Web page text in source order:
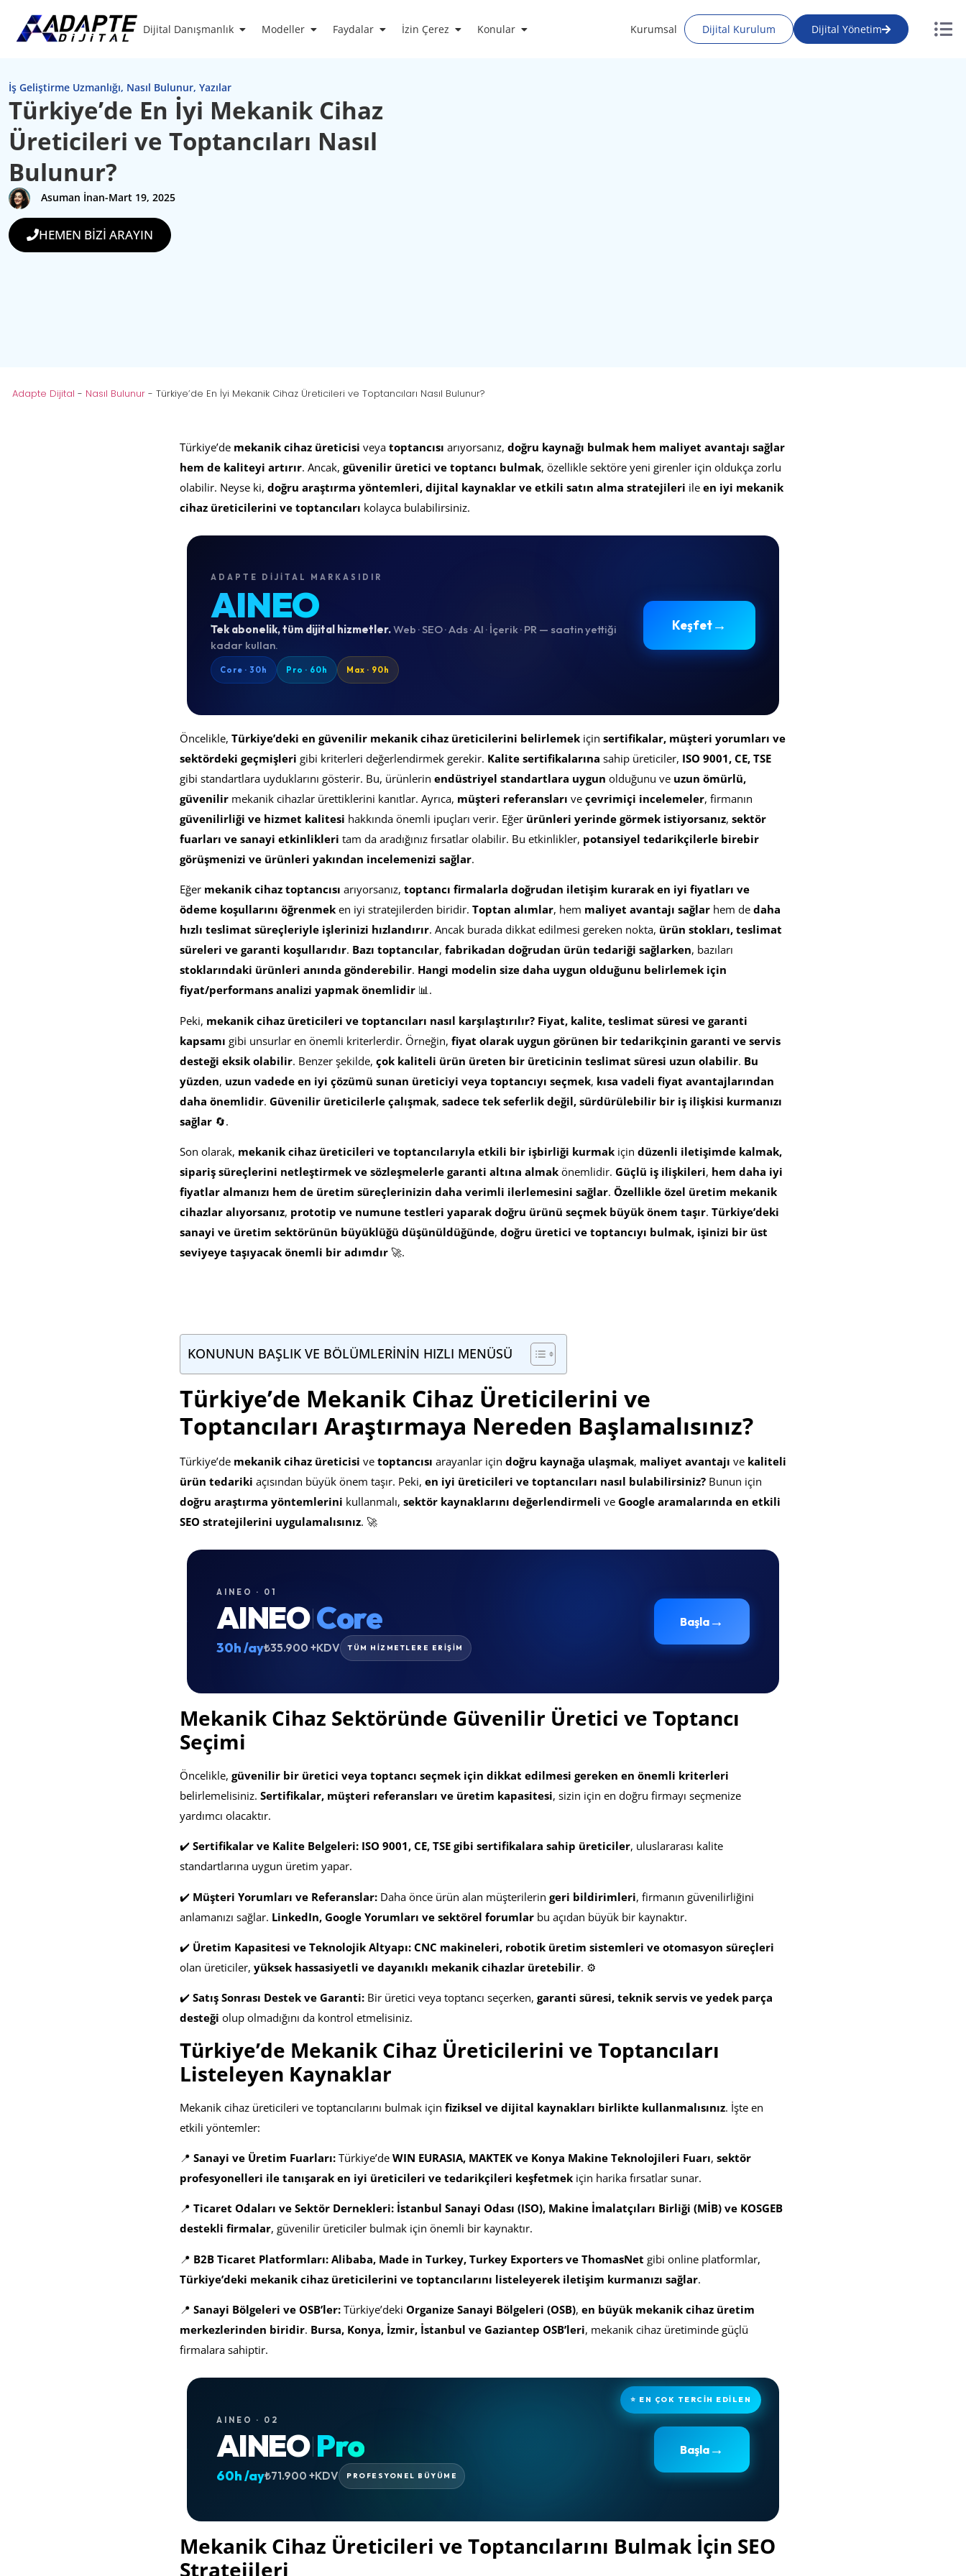
Dijital Danışmanlık Modeller Faydalar İzin Çerez Konular Kurumsal Dijital Kurulum Dijital Yönetim
İş Geliştirme Uzmanlığı, Nasıl Bulunur, Yazılar
Türkiye’de En İyi Mekanik Cihaz
Üreticileri ve Toptancıları Nasıl
Bulunur?
Asuman İnan-Mart 19, 2025
HEMEN BİZİ ARAYIN
Adapte Dijital - Nasıl Bulunur - Türkiye’de En İyi Mekanik Cihaz Üreticileri ve Toptancıları Nasıl Bulunur?
Türkiye’de mekanik cihaz üreticisi veya toptancısı arıyorsanız, doğru kaynağı bulmak hem maliyet avantajı sağlar
hem de kaliteyi artırır. Ancak, güvenilir üretici ve toptancı bulmak, özellikle sektöre yeni girenler için oldukça zorlu
olabilir. Neyse ki, doğru araştırma yöntemleri, dijital kaynaklar ve etkili satın alma stratejileri ile en iyi mekanik
cihaz üreticilerini ve toptancıları kolayca bulabilirsiniz.
ADAPTE DIJITAL MARKASIDIR
AINEO
Tek abonelik, tüm dijital hizmetler.Web · SEO · Ads · AI · İçerik · PR — saatin yettiği
kadar kullan.
Core · 30h Pro · 60h Max · 90h
Keşfet→
Öncelikle, Türkiye’deki en güvenilir mekanik cihaz üreticilerini belirlemek için sertifikalar, müşteri yorumları ve
sektördeki geçmişleri gibi kriterleri değerlendirmek gerekir. Kalite sertifikalarına sahip üreticiler, ISO 9001, CE, TSE
gibi standartlara uyduklarını gösterir. Bu, ürünlerin endüstriyel standartlara uygun olduğunu ve uzun ömürlü,
güvenilir mekanik cihazlar ürettiklerini kanıtlar. Ayrıca, müşteri referansları ve çevrimiçi incelemeler, firmanın
güvenilirliği ve hizmet kalitesi hakkında önemli ipuçları verir. Eğer ürünleri yerinde görmek istiyorsanız, sektör
fuarları ve sanayi etkinlikleri tam da aradığınız fırsatlar olabilir. Bu etkinlikler, potansiyel tedarikçilerle birebir
görüşmenizi ve ürünleri yakından incelemenizi sağlar.
Eğer mekanik cihaz toptancısı arıyorsanız, toptancı firmalarla doğrudan iletişim kurarak en iyi fiyatları ve
ödeme koşullarını öğrenmek en iyi stratejilerden biridir. Toptan alımlar, hem maliyet avantajı sağlar hem de daha
hızlı teslimat süreçleriyle işlerinizi hızlandırır. Ancak burada dikkat edilmesi gereken nokta, ürün stokları, teslimat
süreleri ve garanti koşullarıdır. Bazı toptancılar, fabrikadan doğrudan ürün tedariği sağlarken, bazıları
stoklarındaki ürünleri anında gönderebilir. Hangi modelin size daha uygun olduğunu belirlemek için
fiyat/performans analizi yapmak önemlidir 📊.
Peki, mekanik cihaz üreticileri ve toptancıları nasıl karşılaştırılır? Fiyat, kalite, teslimat süresi ve garanti
kapsamı gibi unsurlar en önemli kriterlerdir. Örneğin, fiyat olarak uygun görünen bir tedarikçinin garanti ve servis
desteği eksik olabilir. Benzer şekilde, çok kaliteli ürün üreten bir üreticinin teslimat süresi uzun olabilir. Bu
yüzden, uzun vadede en iyi çözümü sunan üreticiyi veya toptancıyı seçmek, kısa vadeli fiyat avantajlarından
daha önemlidir. Güvenilir üreticilerle çalışmak, sadece tek seferlik değil, sürdürülebilir bir iş ilişkisi kurmanızı
sağlar 🔄.
Son olarak, mekanik cihaz üreticileri ve toptancılarıyla etkili bir işbirliği kurmak için düzenli iletişimde kalmak,
sipariş süreçlerini netleştirmek ve sözleşmelerle garanti altına almak önemlidir. Güçlü iş ilişkileri, hem daha iyi
fiyatlar almanızı hem de üretim süreçlerinizin daha verimli ilerlemesini sağlar. Özellikle özel üretim mekanik
cihazlar alıyorsanız, prototip ve numune testleri yaparak doğru ürünü seçmek büyük önem taşır. Türkiye’deki
sanayi ve üretim sektörünün büyüklüğü düşünüldüğünde, doğru üretici ve toptancıyı bulmak, işinizi bir üst
seviyeye taşıyacak önemli bir adımdır 🚀.
KONUNUN BAŞLIK VE BÖLÜMLERİNİN HIZLI MENÜSÜ
Türkiye’de Mekanik Cihaz Üreticilerini ve
Toptancıları Araştırmaya Nereden Başlamalısınız?
Türkiye’de mekanik cihaz üreticisi ve toptancısı arayanlar için doğru kaynağa ulaşmak, maliyet avantajı ve kaliteli
ürün tedariki açısından büyük önem taşır. Peki, en iyi üreticileri ve toptancıları nasıl bulabilirsiniz? Bunun için
doğru araştırma yöntemlerini kullanmalı, sektör kaynaklarını değerlendirmeli ve Google aramalarında en etkili
SEO stratejilerini uygulamalısınız. 🚀
AINEO · 01
AINEOCore
30h /ay₺35.900 +KDV TÜM HİZMETLERE ERİŞİM
Başla→
Mekanik Cihaz Sektöründe Güvenilir Üretici ve Toptancı
Seçimi
Öncelikle, güvenilir bir üretici veya toptancı seçmek için dikkat edilmesi gereken en önemli kriterleri
belirlemelisiniz. Sertifikalar, müşteri referansları ve üretim kapasitesi, sizin için en doğru firmayı seçmenize
yardımcı olacaktır.
✔️ Sertifikalar ve Kalite Belgeleri: ISO 9001, CE, TSE gibi sertifikalara sahip üreticiler, uluslararası kalite
standartlarına uygun üretim yapar.
✔️ Müşteri Yorumları ve Referanslar: Daha önce ürün alan müşterilerin geri bildirimleri, firmanın güvenilirliğini
anlamanızı sağlar. LinkedIn, Google Yorumları ve sektörel forumlar bu açıdan büyük bir kaynaktır.
✔️ Üretim Kapasitesi ve Teknolojik Altyapı: CNC makineleri, robotik üretim sistemleri ve otomasyon süreçleri
olan üreticiler, yüksek hassasiyetli ve dayanıklı mekanik cihazlar üretebilir. ⚙️
✔️ Satış Sonrası Destek ve Garanti: Bir üretici veya toptancı seçerken, garanti süresi, teknik servis ve yedek parça
desteği olup olmadığını da kontrol etmelisiniz.
Türkiye’de Mekanik Cihaz Üreticilerini ve Toptancıları
Listeleyen Kaynaklar
Mekanik cihaz üreticileri ve toptancılarını bulmak için fiziksel ve dijital kaynakları birlikte kullanmalısınız. İşte en
etkili yöntemler:
📍 Sanayi ve Üretim Fuarları: Türkiye’de WIN EURASIA, MAKTEK ve Konya Makine Teknolojileri Fuarı, sektör
profesyonelleri ile tanışarak en iyi üreticileri ve tedarikçileri keşfetmek için harika fırsatlar sunar.
📍 Ticaret Odaları ve Sektör Dernekleri: İstanbul Sanayi Odası (ISO), Makine İmalatçıları Birliği (MİB) ve KOSGEB
destekli firmalar, güvenilir üreticiler bulmak için önemli bir kaynaktır.
📍 B2B Ticaret Platformları: Alibaba, Made in Turkey, Turkey Exporters ve ThomasNet gibi online platformlar,
Türkiye’deki mekanik cihaz üreticilerini ve toptancılarını listeleyerek iletişim kurmanızı sağlar.
📍 Sanayi Bölgeleri ve OSB’ler: Türkiye’deki Organize Sanayi Bölgeleri (OSB), en büyük mekanik cihaz üretim
merkezlerinden biridir. Bursa, Konya, İzmir, İstanbul ve Gaziantep OSB’leri, mekanik cihaz üretiminde güçlü
firmalara sahiptir.
⭐ EN ÇOK TERCİH EDİLEN
AINEO · 02
AINEO Pro
60h /ay₺71.900 +KDV PROFESYONEL BÜYÜME
Başla→
Mekanik Cihaz Üreticileri ve Toptancılarını Bulmak İçin SEO
Stratejileri